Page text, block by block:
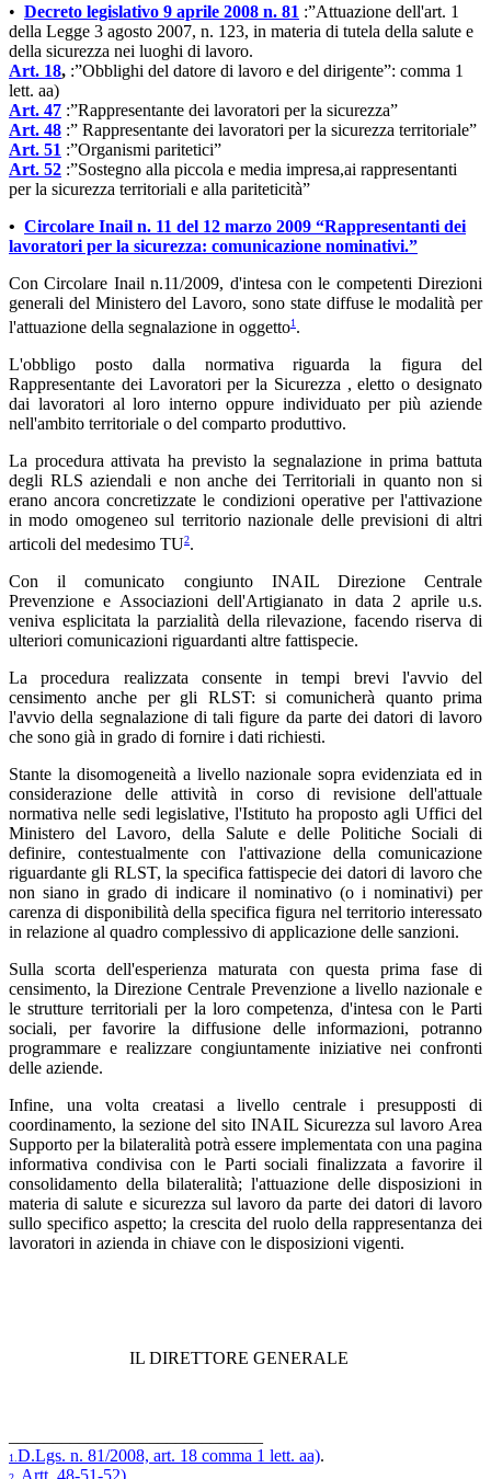
• Decreto legislativo 9 aprile 2008 n. 81 :”Attuazione dell'art. 1
della Legge 3 agosto 2007, n. 123, in materia di tutela della salute e
della sicurezza nei luoghi di lavoro.
Art. 18, :”Obblighi del datore di lavoro e del dirigente”: comma 1
lett. aa)
Art. 47 :”Rappresentante dei lavoratori per la sicurezza”
Art. 48 :” Rappresentante dei lavoratori per la sicurezza territoriale”
Art. 51 :”Organismi paritetici”
Art. 52 :”Sostegno alla piccola e media impresa,ai rappresentanti
per la sicurezza territoriali e alla pariteticità”
• Circolare Inail n. 11 del 12 marzo 2009 “Rappresentanti dei
lavoratori per la sicurezza: comunicazione nominativi.”
Con Circolare Inail n.11/2009, d'intesa con le competenti Direzioni
generali del Ministero del Lavoro, sono state diffuse le modalità per
l'attuazione della segnalazione in oggetto1 .
L'obbligo posto dalla normativa riguarda la figura del
Rappresentante dei Lavoratori per la Sicurezza , eletto o designato
dai lavoratori al loro interno oppure individuato per più aziende
nell'ambito territoriale o del comparto produttivo.
La procedura attivata ha previsto la segnalazione in prima battuta
degli RLS aziendali e non anche dei Territoriali in quanto non si
erano ancora concretizzate le condizioni operative per l'attivazione
in modo omogeneo sul territorio nazionale delle previsioni di altri
articoli del medesimo TU2.
Con il comunicato congiunto INAIL Direzione Centrale
Prevenzione e Associazioni dell'Artigianato in data 2 aprile u.s.
veniva esplicitata la parzialità della rilevazione, facendo riserva di
ulteriori comunicazioni riguardanti altre fattispecie.
La procedura realizzata consente in tempi brevi l'avvio del
censimento anche per gli RLST: si comunicherà quanto prima
l'avvio della segnalazione di tali figure da parte dei datori di lavoro
che sono già in grado di fornire i dati richiesti.
Stante la disomogeneità a livello nazionale sopra evidenziata ed in
considerazione delle attività in corso di revisione dell'attuale
normativa nelle sedi legislative, l'Istituto ha proposto agli Uffici del
Ministero del Lavoro, della Salute e delle Politiche Sociali di
definire, contestualmente con l'attivazione della comunicazione
riguardante gli RLST, la specifica fattispecie dei datori di lavoro che
non siano in grado di indicare il nominativo (o i nominativi) per
carenza di disponibilità della specifica figura nel territorio interessato
in relazione al quadro complessivo di applicazione delle sanzioni.
Sulla scorta dell'esperienza maturata con questa prima fase di
censimento, la Direzione Centrale Prevenzione a livello nazionale e
le strutture territoriali per la loro competenza, d'intesa con le Parti
sociali, per favorire la diffusione delle informazioni, potranno
programmare e realizzare congiuntamente iniziative nei confronti
delle aziende.
Infine, una volta creatasi a livello centrale i presupposti di
coordinamento, la sezione del sito INAIL Sicurezza sul lavoro Area
Supporto per la bilateralità potrà essere implementata con una pagina
informativa condivisa con le Parti sociali finalizzata a favorire il
consolidamento della bilateralità; l'attuazione delle disposizioni in
materia di salute e sicurezza sul lavoro da parte dei datori di lavoro
sullo specifico aspetto; la crescita del ruolo della rappresentanza dei
lavoratori in azienda in chiave con le disposizioni vigenti.
IL DIRETTORE GENERALE
1.D.Lgs. n. 81/2008, art. 18 comma 1 lett. aa).